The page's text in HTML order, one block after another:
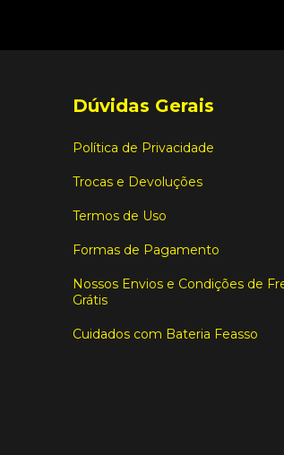
Dúvidas Gerais
Política de Privacidade
Trocas e Devoluções
Termos de Uso
Formas de Pagamento
Nossos Envios e Condições de
Grátis
Cuidados com Bateria Feasso